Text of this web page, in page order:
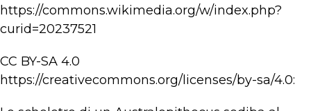
https://commons.wikimedia.org/w/index.php?
curid=20237521
CC BY-SA 4.0
https://creativecommons.org/licenses/by-sa/4.0: